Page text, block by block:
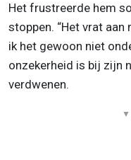
Het frustreerde hem
stoppen. “Het vrat
ik het gewoon niet
onzekerheid is bij zijn
verdwenen.
▼